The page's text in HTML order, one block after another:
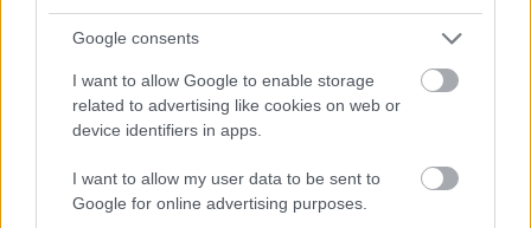
Google consents
I want to allow Google to enable storage
related to advertising like cookies on web or
device identifiers in apps.
I want to allow my user data to be sent to
Google for online advertising purposes.